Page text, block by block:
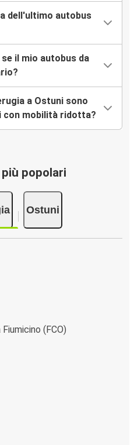
dell'ultimo autobus
il mio autobus da
a Ostuni sono
con mobilità ridotta?
popolari
Ostuni
(FCO)